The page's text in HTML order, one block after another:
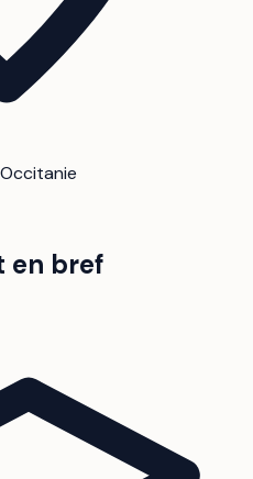
en bref